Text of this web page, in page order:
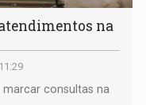
na
marcar consultas na